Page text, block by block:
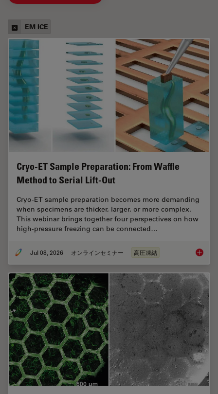
EM ICE
Cryo-ET Sample Preparation: From Waffle
Method to Serial Lift-Out
Cryo-ET sample preparation becomes more demanding
when specimens are thicker, larger, or more complex.
This webinar brings together four perspectives on how
high-pressure freezing can be connected…
Jul 08, 2026 オンラインセミナー 高圧凍結 Cryo-